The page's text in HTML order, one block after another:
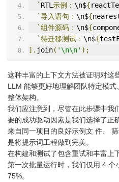
` RTL 示例： \n${
`导入语句： \n${
`组件源码： \n${
`待迁移测试： \n${
]. join( '\n\n' );
这种丰富的上下文方法被证明对
LLM 能够更好地理解团队特定模
整体架构。
我们应注意到，尽管在此步骤中我
要的成功驱动因素是我们选择了正
来自同一项目的良好示例文 件、
是将提示词工程做到完美。
在构建和测试了包含重试和丰富上
第一次批量运行时，我们仅用 4 个
75%。